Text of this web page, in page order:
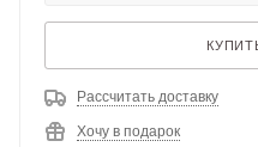
Рассчитать доставку
Хочу в подарок